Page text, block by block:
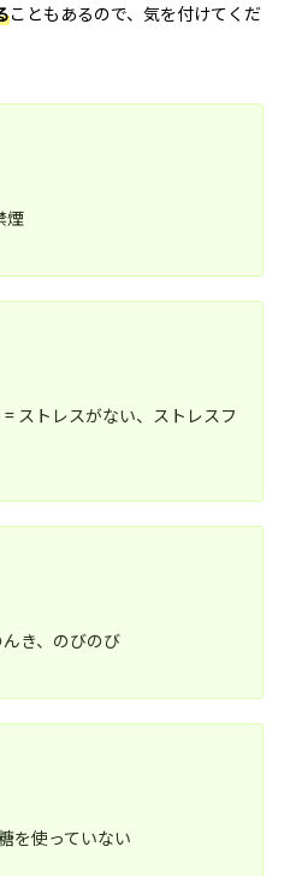
こともあるので、気を付けてくだ
煙
ストレスがない、ストレスフ
き、のびのび
を使っていない